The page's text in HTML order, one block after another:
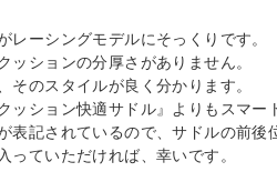
レーシングモデルにそっくりです。
ッションの分厚さがありません。
そのスタイルが良く分かります。
ッション快適サドル』よりもスマー
表記されているので、サドルの前後
っていただければ、幸いです。